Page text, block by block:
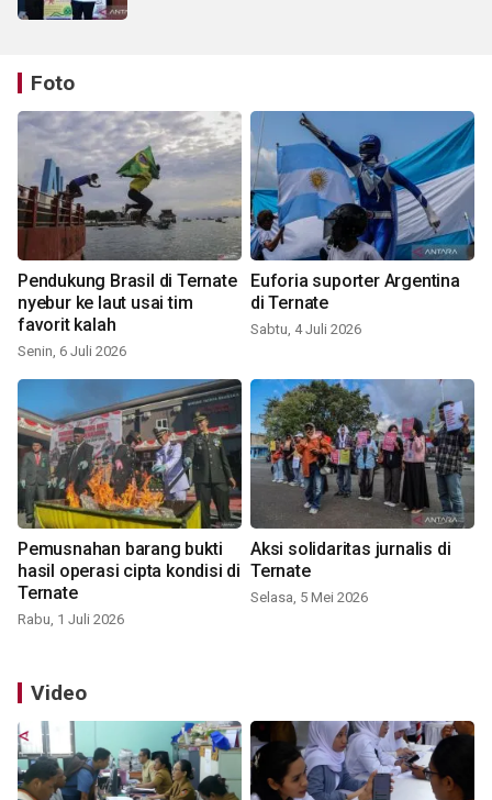
Foto
Pendukung Brasil di Ternate
nyebur ke laut usai tim
favorit kalah
Senin, 6 Juli 2026
Euforia suporter Argentina
di Ternate
Sabtu, 4 Juli 2026
Pemusnahan barang bukti
hasil operasi cipta kondisi di
Ternate
Rabu, 1 Juli 2026
Aksi solidaritas jurnalis di
Ternate
Selasa, 5 Mei 2026
Video